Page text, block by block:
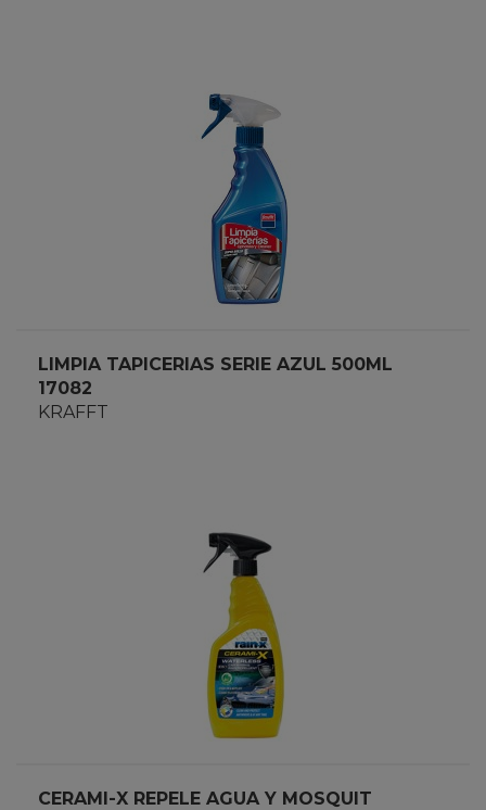
LIMPIA TAPICERIAS SERIE AZUL 500ML
17082
KRAFFT
CERAMI-X REPELE AGUA Y MOSQUIT